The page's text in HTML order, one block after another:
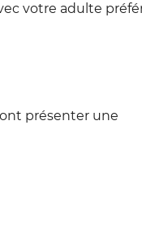
votre adulte
présenter une